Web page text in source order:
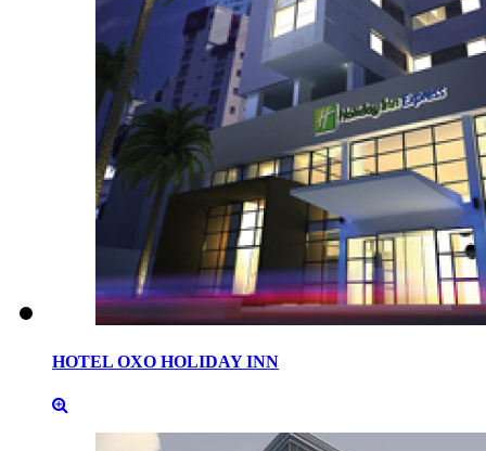
HOTEL OXO HOLIDAY INN